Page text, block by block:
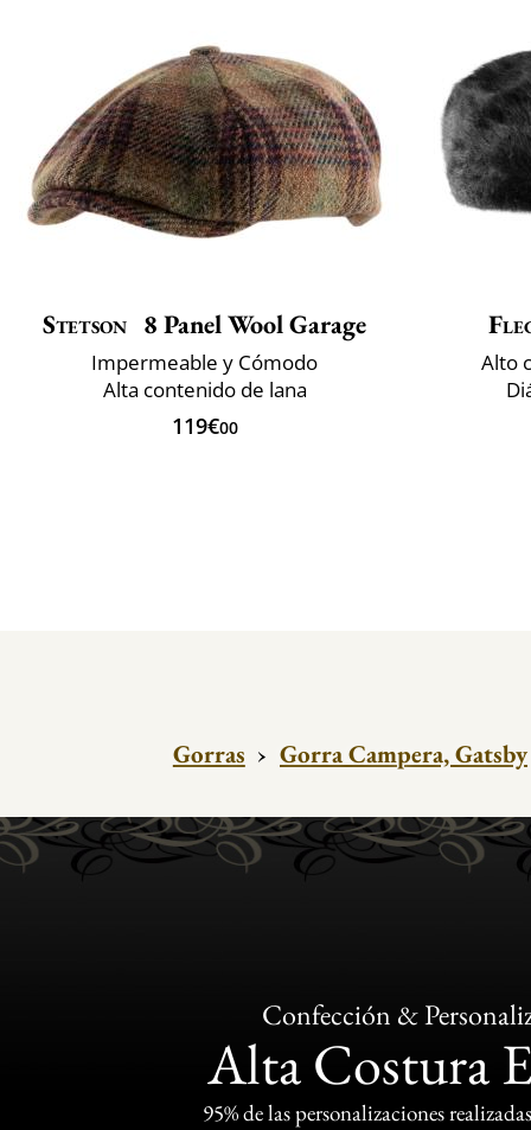
Stetson 8 Panel Wool Garage
Impermeable y Cómodo
Alta contenido de lana
119€00
Alto
Gorras › Gorra Campera, Gatsby
Confección &
Alta Costura
95% de las personalizaciones